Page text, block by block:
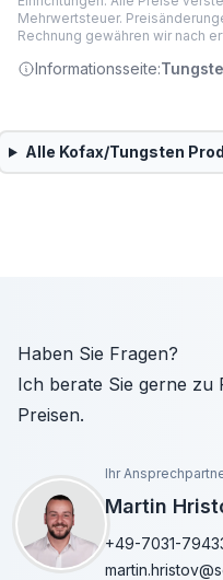
Mehrwertsteuer.
Rechnung gewähren wir nach
Informationsseite:
Alle Kofax/Tungsten
Haben Sie Fragen?
Ich berate Sie gerne zu
Preisen.
Ihr
Martin
+49-7031-